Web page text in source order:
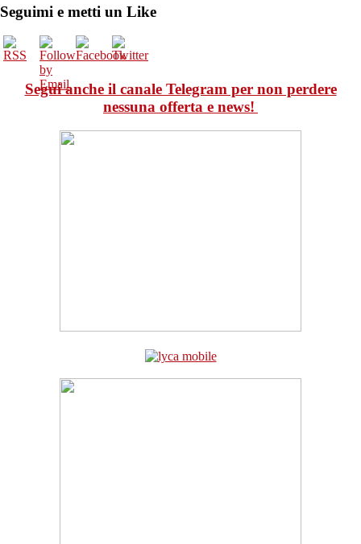
Seguimi e metti un Like
Segui anche il canale Telegram per non perdere
nessuna offerta e news!